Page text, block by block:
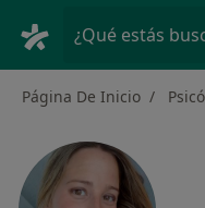
¿Qué estás
Página De Inicio